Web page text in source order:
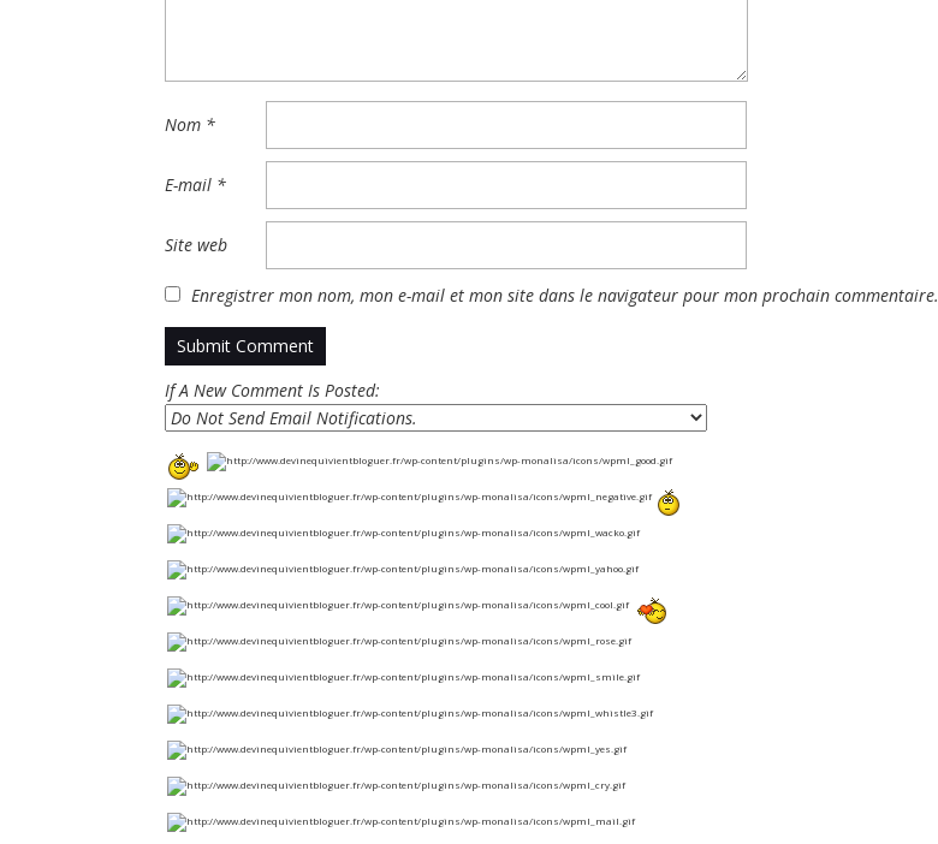
Nom *
E-mail *
Site web
Enregistrer mon nom, mon e-mail et mon site dans le navigateur pour mon prochain commentaire.
If A New Comment Is Posted: